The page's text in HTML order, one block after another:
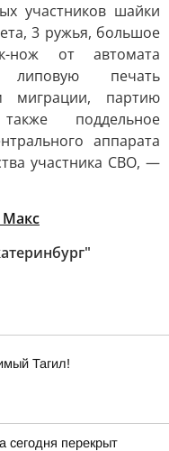
участников шайки
3 ружья, большое
нож от автомата
липовую печать
миграции, партию
поддельное
аппарата
участника СВО, —
Тагил!
сегодня перекрыт